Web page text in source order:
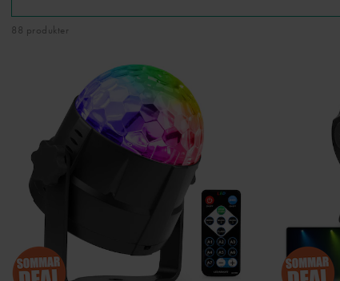
En
För enklare
88 produkter